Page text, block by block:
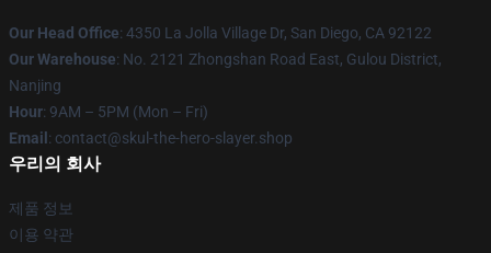
Our Head Office: 4350 La Jolla Village Dr, San Diego, CA 92122
Our Warehouse: No. 2121 Zhongshan Road East, Gulou District,
Nanjing
Hour: 9AM – 5PM (Mon – Fri)
Email : contact@skul-the-hero-slayer.shop
우리의 회사
제품 정보
이용 약관